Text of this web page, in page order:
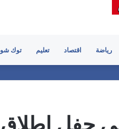
رياضة اقتصاد تعليم توك شو
حفل إطلاق